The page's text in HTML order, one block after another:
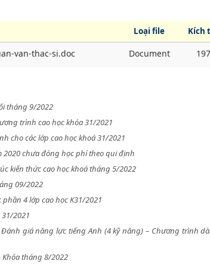
Loại file Kích
van-thac-si.doc Document
tháng 9/2022
trình cao học khóa 31/2021
cho các lớp cao học khoá 31/2021
2020 chưa đóng học phí theo qui định
kiến thức cao học khoá tháng 5/2022
09/2022
4 lớp cao học K31/2021
2021
giá năng lực tiếng Anh (4 kỹ năng) – Chương trình
Khóa tháng 8/2022